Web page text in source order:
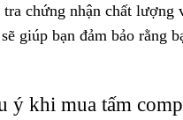
chứng nhận chất lượng
giúp bạn đảm bảo rằng
ý khi mua tấm